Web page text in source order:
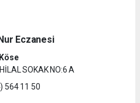
Eczanesi
Köse
SOKAK NO:6 A
564 11 50